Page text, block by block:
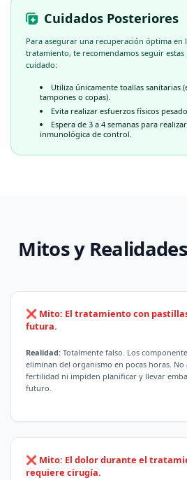
Cuidados Posteriores
Para asegurar una recuperación óptima en
tratamiento, te recomendamos seguir estas
cuidado:
Utiliza únicamente toallas sanitarias
tampones o copas).
Evita realizar esfuerzos físicos
Espera de 3 a 4 semanas para
inmunológica de control.
Mitos y
❌ Mito: El tratamiento con
futura.
Realidad: Totalmente falso. Los
eliminan del organismo en pocas horas.
fertilidad ni impiden planificar y llevar
futuro.
❌ Mito: El dolor durante el
requiere cirugía.